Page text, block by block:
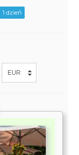
1 dzień